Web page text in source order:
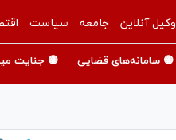
وکیل آنلاین جامعه سیاست
🟡 سامانه‌های قضایی 🟡 جنایت